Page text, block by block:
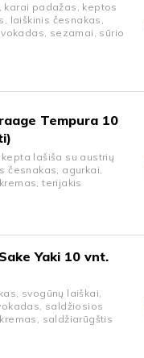
karai padažas, keptos
laiškinis česnakas,
sezamai, sūrio
Tempura 10
lašiša su austrių
česnakas, agurkai,
terijakis
Yaki 10 vnt.
svogūnų laiškai,
saldžiosios
saldžiarūgštis